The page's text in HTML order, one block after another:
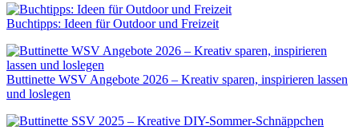
Buchtipps: Ideen für Outdoor und Freizeit
Buttinette WSV Angebote 2026 – Kreativ sparen, inspirieren lassen
und loslegen